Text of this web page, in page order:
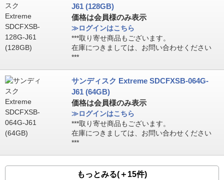
J61 (128GB)
価格は会員様のみ表示
≫ログインはこちら
***取り寄せ商品もございます。
在庫につきましては、お問い合わせください
***
サンディスク Extreme SDCFXSB-064G-
J61 (64GB)
価格は会員様のみ表示
≫ログインはこちら
***取り寄せ商品もございます。
在庫につきましては、お問い合わせください
***
もっとみる(＋15件)